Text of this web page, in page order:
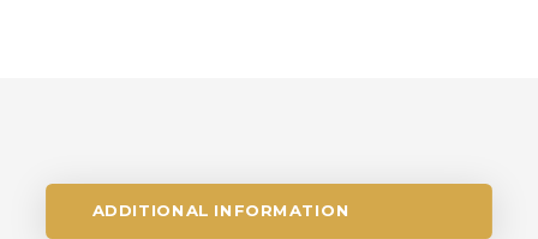
ADDITIONAL INFORMATION